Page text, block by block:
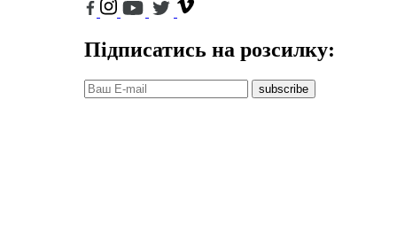
Підписатись на розсилку:
subscribe